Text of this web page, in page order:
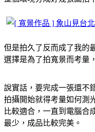
但是拍久了反而成了我的
選擇是為了拍寬景而考量
說實話，要完成一張還不
拍攝開始就得考量如何測
比較適合，一直到電腦合
最少，成品比較完美。